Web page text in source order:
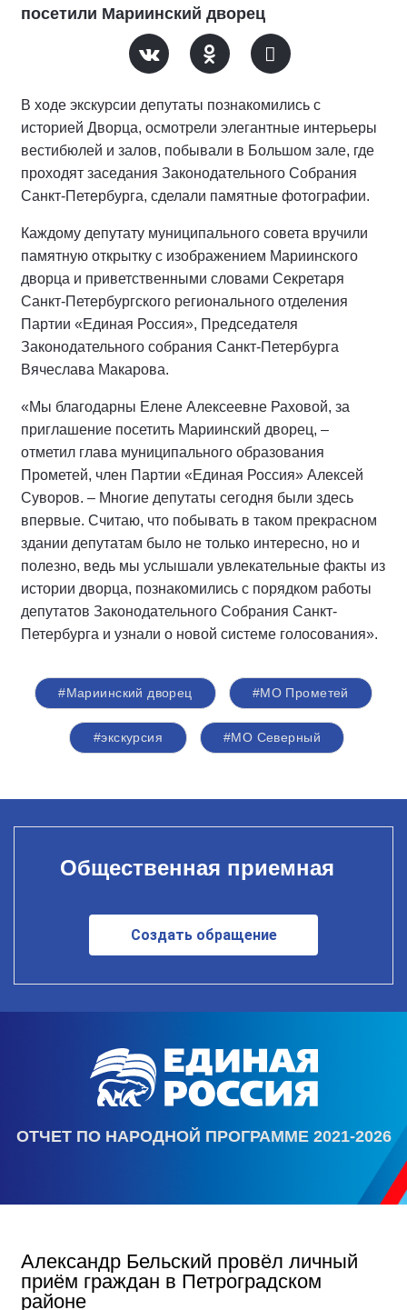
посетили Мариинский дворец
В ходе экскурсии депутаты познакомились с
историей Дворца, осмотрели элегантные интерьеры
вестибюлей и залов, побывали в Большом зале, где
проходят заседания Законодательного Собрания
Санкт-Петербурга, сделали памятные фотографии.
Каждому депутату муниципального совета вручили
памятную открытку с изображением Мариинского
дворца и приветственными словами Секретаря
Санкт-Петербургского регионального отделения
Партии «Единая Россия», Председателя
Законодательного собрания Санкт-Петербурга
Вячеслава Макарова.
­«Мы благодарны Елене Алексеевне Раховой, за
приглашение посетить Мариинский дворец, –
отметил глава муниципального образования
Прометей, член Партии «Единая Россия» Алексей
Суворов. – Многие депутаты сегодня были здесь
впервые. Считаю, что побывать в таком прекрасном
здании депутатам было не только интересно, но и
полезно, ведь мы услышали увлекательные факты из
истории дворца, познакомились с порядком работы
депутатов Законодательного Собрания Санкт-
Петербурга и узнали о новой системе голосования».
#Мариинский дворец #МО Прометей
#экскурсия #МО Северный
Общественная приемная
Создать обращение
ОТЧЕТ ПО НАРОДНОЙ ПРОГРАММЕ 2021-2026
Александр Бельский провёл личный
приём граждан в Петроградском
районе